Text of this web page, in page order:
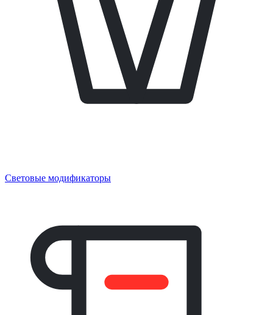
Световые модификаторы